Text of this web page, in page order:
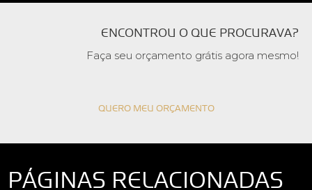
ENCONTROU O QUE PROCURAVA?
Faça seu orçamento grátis agora mesmo!
QUERO MEU ORÇAMENTO
PÁGINAS RELACIONADAS